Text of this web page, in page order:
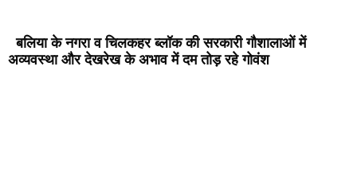
बलिया के नगरा व चिलकहर ब्लॉक की सरकारी गौशालाओं में
अव्यवस्था और देखरेख के अभाव में दम तोड़ रहे गोवंश